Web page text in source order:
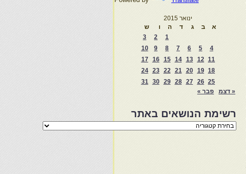
ינואר 2015
א
ב ג ד ה ו
ש
1
2
3
4
5
6
7
8
9
10
11
12
13
14
15
16
17
18
19
20
21
22
23
24
25
26
27
28
29
30
31
« דצמ
פבר »
רשימת הנושאים באתר
רשימת
הנושאים